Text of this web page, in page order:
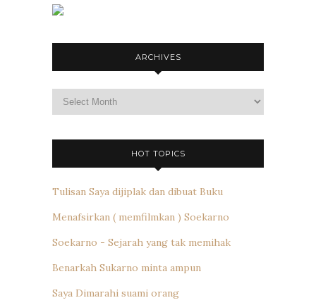
ARCHIVES
HOT TOPICS
Tulisan Saya dijiplak dan dibuat Buku
Menafsirkan ( memfilmkan ) Soekarno
Soekarno - Sejarah yang tak memihak
Benarkah Sukarno minta ampun
Saya Dimarahi suami orang